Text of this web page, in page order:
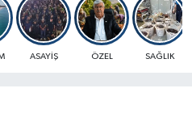
ASAYİŞ ÖZEL SAĞLIK
ve Fikstür